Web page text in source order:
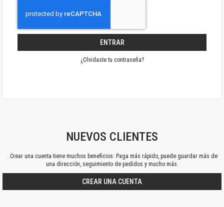
ENTRAR
¿Olvidaste tu contraseña?
NUEVOS CLIENTES
..Crear una cuenta tiene muchos beneficios: Paga más rápido, puede guardar más de
una dirección, seguimiento de pedidos y mucho más.
CREAR UNA CUENTA